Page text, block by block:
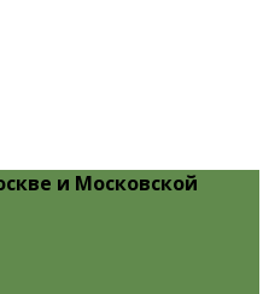
и Московской